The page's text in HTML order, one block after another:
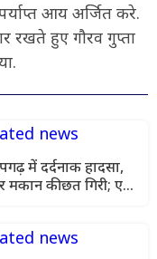
आय अर्जित करे.
रखते हुए गौरव गुप्ता
में दर्दनाक हादसा,
मकान की छत गिरी; एक